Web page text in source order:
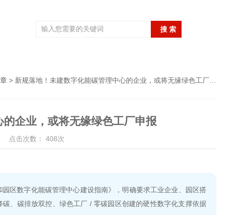
> 新规落地！未建数字化能碳管理中心的企业，或将无缘绿色工厂申报
企业，或将无缘绿色工厂申报
点击次数： 408次
区数字化能碳管理中心建设指南》，明确要求工业企业、园区搭
、碳排放双控、绿色工厂 / 零碳园区创建的硬性数字化支撑依据